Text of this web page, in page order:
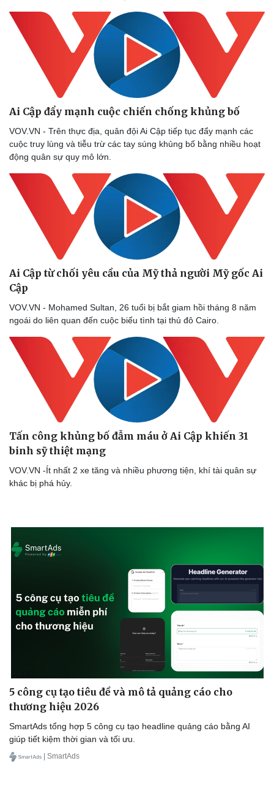
Thế giới thể thao
eSports
Hậu trường
Tư vấn
Ai Cập đẩy mạnh cuộc chiến chống khủng bố
VOV.VN - Trên thực địa, quân đội Ai Cập tiếp tục đẩy mạnh các
cuộc truy lùng và tiễu trừ các tay súng khủng bố bằng nhiều hoạt
động quân sự quy mô lớn.
Ai Cập từ chối yêu cầu của Mỹ thả người Mỹ gốc Ai
Cập
VOV.VN - Mohamed Sultan, 26 tuổi bị bắt giam hồi tháng 8 năm
ngoái do liên quan đến cuộc biểu tình tại thủ đô Cairo.
Tấn công khủng bố đẫm máu ở Ai Cập khiến 31
binh sỹ thiệt mạng
VOV.VN -Ít nhất 2 xe tăng và nhiều phương tiện, khí tài quân sự
khác bị phá hủy.
5 công cụ tạo tiêu đề và mô tả quảng cáo cho
thương hiệu 2026
SmartAds tổng hợp 5 công cụ tạo headline quảng cáo bằng AI
giúp tiết kiệm thời gian và tối ưu.
| SmartAds